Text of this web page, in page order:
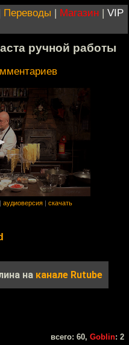
Переводы | Магазин | VIP
ручной работы
аудиоверсия скачать
на канале Rutube
всего: 60, Goblin: 2